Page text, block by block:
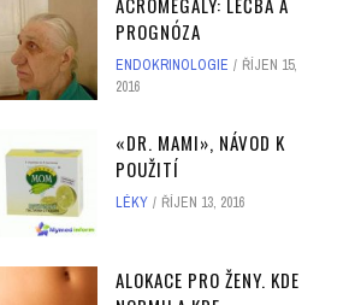
PROGNÓZA
ENDOKRINOLOGIE
ŘÍJEN 15,
2016
«DR. MAMI», NÁVOD K
POUŽITÍ
LÉKY ŘÍJEN 13, 2016
ALOKACE PRO ŽENY. KDE